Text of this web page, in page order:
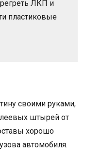
ЛКП и
пластиковые
своими руками,
штырей от
хорошо
автомобиля.